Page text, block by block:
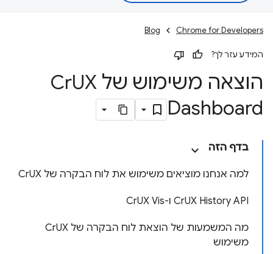
Chrome for Developers
Blog
המידע עזר לך?
הוצאה משימוש של Cr UX
Dashboard
בדף הזה
למה אנחנו מוציאים משימוש את לוח הבקרה של CrUX
‫CrUX History API ו-CrUX Vis
מה המשמעות של הוצאת לוח הבקרה של CrUX
משימוש